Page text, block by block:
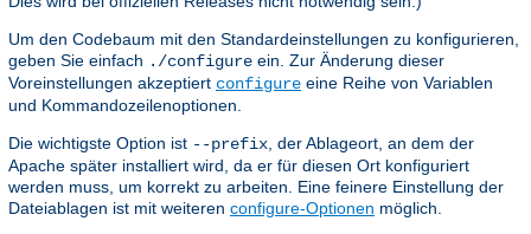
Um den Codebaum mit den Standardeinstellungen zu konfigurieren,
geben Sie einfach ./configure ein. Zur Änderung dieser
Voreinstellungen akzeptiert configure eine Reihe von Variablen
und Kommandozeilenoptionen.
Die wichtigste Option ist --prefix , der Ablageort, an dem der
Apache später installiert wird, da er für diesen Ort konfiguriert
werden muss, um korrekt zu arbeiten. Eine feinere Einstellung der
Dateiablagen ist mit weiteren configure-Optionen möglich.